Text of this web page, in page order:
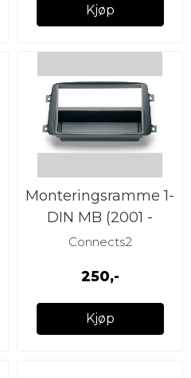
Kjøp
Monteringsramme 1-
DIN MB (2001 -
2006)
Connects2
250,-
Kjøp